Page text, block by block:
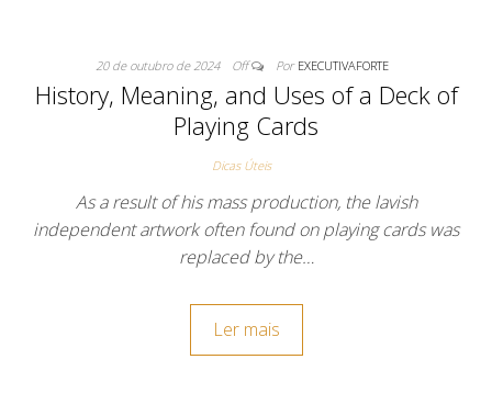
20 de outubro de 2024 Off Por EXECUTIVAFORTE
History, Meaning, and Uses of a Deck of
Playing Cards
Dicas Úteis
As a result of his mass production, the lavish
independent artwork often found on playing cards was
replaced by the…
Ler mais